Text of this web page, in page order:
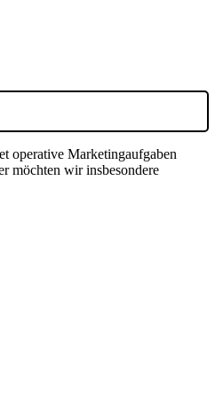
operative Marketingaufgaben
möchten wir insbesondere